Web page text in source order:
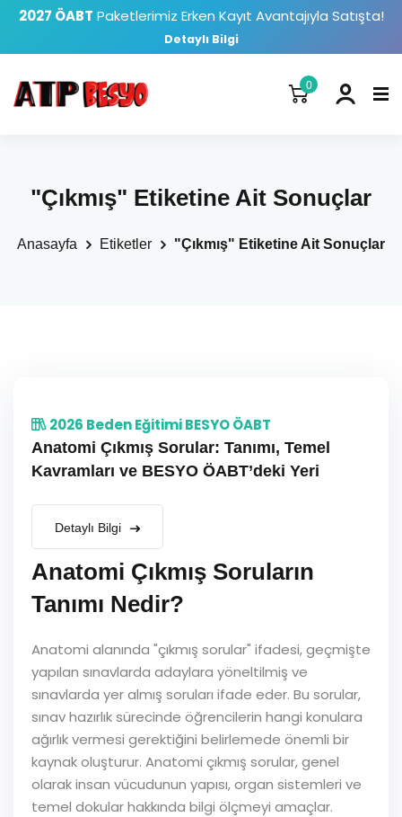
2027 ÖABT Paketlerimiz Erken Kayıt Avantajıyla Satışta!
Detaylı Bilgi
0
"Çıkmış" Etiketine Ait Sonuçlar
Anasayfa Etiketler "Çıkmış" Etiketine Ait Sonuçlar
2026 Beden Eğitimi BESYO ÖABT
Anatomi Çıkmış Sorular: Tanımı, Temel
Kavramları ve BESYO ÖABT’deki Yeri
Detaylı Bilgi
Anatomi Çıkmış Soruların
Tanımı Nedir?
Anatomi alanında "çıkmış sorular" ifadesi, geçmişte
yapılan sınavlarda adaylara yöneltilmiş ve
sınavlarda yer almış soruları ifade eder. Bu sorular,
sınav hazırlık sürecinde öğrencilerin hangi konulara
ağırlık vermesi gerektiğini belirlemede önemli bir
kaynak oluşturur. Anatomi çıkmış sorular, genel
olarak insan vücudunun yapısı, organ sistemleri ve
temel dokular hakkında bilgi ölçmeyi amaçlar.